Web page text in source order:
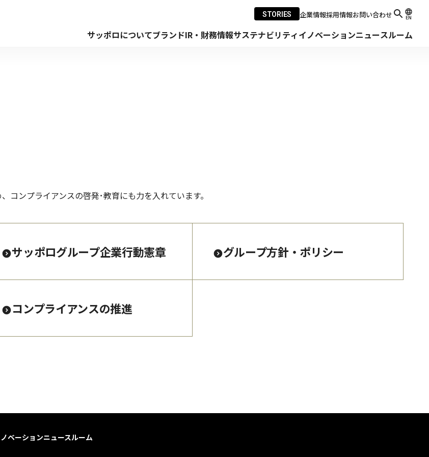
STORIES 企業情報採用情報お問い合わせ EN
サッポロについてブランドIR・財務情報サステナビリティイノベーションニュースルーム
ンプライアンスの啓発･教育にも力を入れています。
サッポログループ企業行動憲章 グループ方針・ポリシー
コンプライアンスの推進
ベーションニュースルーム